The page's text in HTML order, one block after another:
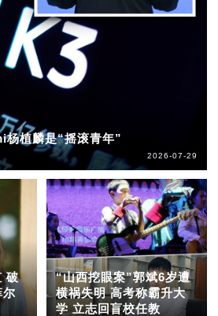
植麟是“摇滚青年”
2026-07-29
破
尔
“山西挖眼案”郭斌6岁遭
横祸失明 高考称霸升大
学 立志回盲校任教